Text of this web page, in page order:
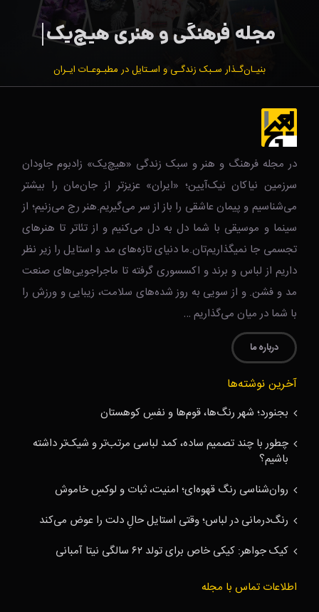
بنیـان‌گـذار سـبک زندگـی و اسـتایل در مطبـوعـات ایـران
در مجله فرهنگ و هنر و سبک زندگی‌ «هیچ‌یک» زادبوم جاودان
سرزمین نیاکان نیک‌‌‌آیین؛ «ایران» عزیزتر از جان‌مان را بیشتر
می‌شناسیم و پیمان عاشقی را باز از سر می‌گیریم.هنر رج می‌زنیم؛ از
سینما و موسیقی با شما دل به دل می‌کنیم و از تئاتر تا هنرهای
تجسمی جا نمیگذاریم‌تان.ما دنیای تازه‌های مد و استایل را زیر نظر
داریم از لباس و برند و اکسسوری گرفته تا ماجراجویی‌های صنعت
مد و فشن. و از سویی به روز شده‌های سلامت، زیبایی و ورزش را
با شما در میان می‌گذاریم …
درباره ما
آخرین نوشته‌ها
بجنورد؛ شهر رنگ‌ها، قوم‌ها و نفسِ کوهستان
چطور با چند تصمیم ساده، کمد لباسی مرتب‌تر و شیک‌تر داشته
باشیم؟
روان‌شناسی رنگ قهوه‌ای؛ امنیت، ثبات و لوکسِ خاموش
رنگ‌درمانی در لباس؛ وقتی استایل حالِ دلت را عوض می‌کند
کیک جواهر: کیکی خاص برای تولد ۶۲ سالگی نیتا آمبانی
اطلاعات تماس با مجله